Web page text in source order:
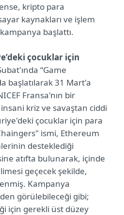
kripto para
kaynakları ve işlem
başlattı.
çocuklar için
“Game
başlatılarak 31 Mart'a
Fransa'nın bir
kriz ve savaştan ciddi
çocuklar için para
ismi, Ethereum
desteklediği
atıfta bulunarak, içinde
geçecek şekilde,
Kampanya
görülebileceği gibi;
için gerekli üst düzey